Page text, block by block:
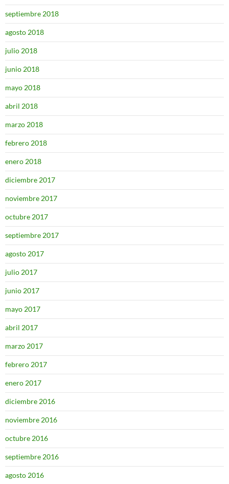
septiembre 2018
agosto 2018
julio 2018
junio 2018
mayo 2018
abril 2018
marzo 2018
febrero 2018
enero 2018
diciembre 2017
noviembre 2017
octubre 2017
septiembre 2017
agosto 2017
julio 2017
junio 2017
mayo 2017
abril 2017
marzo 2017
febrero 2017
enero 2017
diciembre 2016
noviembre 2016
octubre 2016
septiembre 2016
agosto 2016